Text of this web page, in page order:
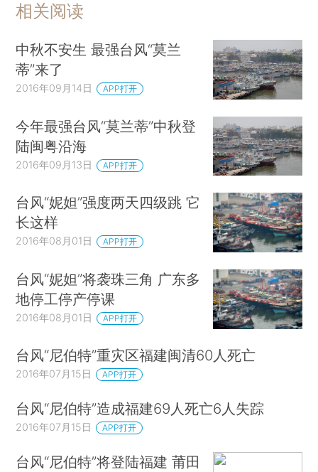
相关阅读
中秋不安生 最强台风“莫兰
蒂”来了
2016年09月14日 APP打开
今年最强台风“莫兰蒂”中秋登
陆闽粤沿海
2016年09月13日 APP打开
台风“妮妲”强度两天四级跳 它
长这样
2016年08月01日 APP打开
台风“妮妲”将袭珠三角 广东多
地停工停产停课
2016年08月01日 APP打开
台风“尼伯特”重灾区福建闽清60人死亡
2016年07月15日 APP打开
台风“尼伯特”造成福建69人死亡6人失踪
2016年07月15日 APP打开
台风“尼伯特”将登陆福建 莆田